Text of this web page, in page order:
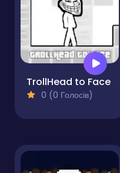
TrollHead to Face
0 (0 Голосів)